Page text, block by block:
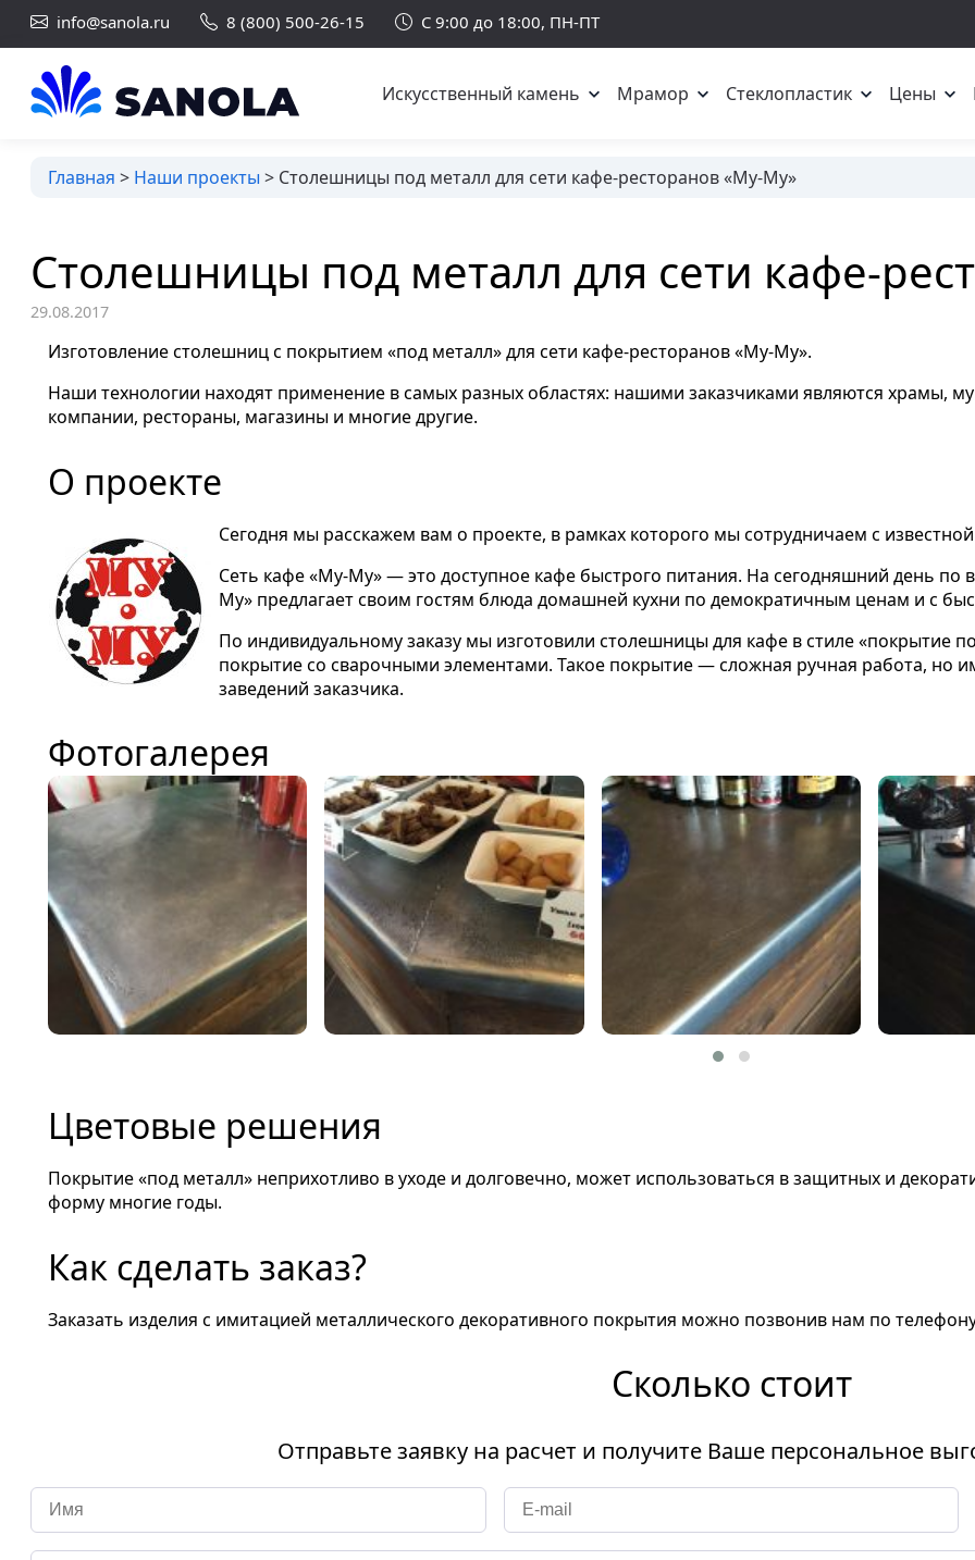
info@sanola.ru 8 (800) 500-26-15 С 9:00 до 18:00, ПН-ПТ
Искусственный камень Мрамор Стеклопластик Цены
Главная > Наши проекты > Столешницы под металл для сети кафе-ресторанов «Му-Му»
Столешницы под металл для сети кафе-
29.08.2017
Изготовление столешниц с покрытием «под металл» для сети кафе-ресторанов «Му-Му».
Наши технологии находят применение в самых разных областях: нашими заказчиками являются храмы,
компании, рестораны, магазины и многие другие.
О проекте
Сегодня мы расскажем вам о проекте, в рамках которого мы сотрудничаем с
Сеть кафе «Му-Му» — это доступное кафе быстрого питания. На сегодняшний день по
Му» предлагает своим гостям блюда домашней кухни по демократичным ценам и с
По индивидуальному заказу мы изготовили столешницы для кафе в стиле «покрытие
покрытие со сварочными элементами. Такое покрытие — сложная ручная работа, но
заведений заказчика.
Фотогалерея
Цветовые решения
Покрытие «под металл» неприхотливо в уходе и долговечно, может использоваться в защитных и
форму многие годы.
Как сделать заказ?
Заказать изделия с имитацией металлического декоративного покрытия можно позвонив нам по
Производство изделий из стеклопластика и жидкого
Сколько стоит
Отправьте заявку на расчет и получите Ваше персональное